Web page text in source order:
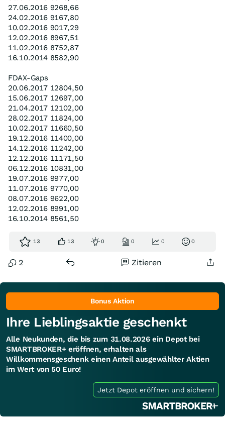
27.06.2016 9268,66
24.02.2016 9167,80
10.02.2016 9017,29
12.02.2016 8967,51
11.02.2016 8752,87
16.10.2014 8582,90
FDAX-Gaps
20.06.2017 12804,50
15.06.2017 12697,00
21.04.2017 12102,00
28.02.2017 11824,00
10.02.2017 11660,50
19.12.2016 11400,00
14.12.2016 11242,00
12.12.2016 11171,50
06.12.2016 10831,00
19.07.2016 9977,00
11.07.2016 9770,00
08.07.2016 9622,00
12.02.2016 8991,00
16.10.2014 8561,50
13 13 0 0 0 0
2 Zitieren
Bonus Aktion
Ihre Lieblingsaktie geschenkt
Alle Neukunden, die bis zum 31.08.2026 ein Depot bei
SMARTBROKER+ eröffnen, erhalten als
Willkommensgeschenk einen Anteil ausgewählter Aktien
im Wert von 50 Euro!
Jetzt Depot eröffnen und sichern!